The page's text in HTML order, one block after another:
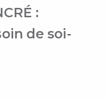
:
de soi-